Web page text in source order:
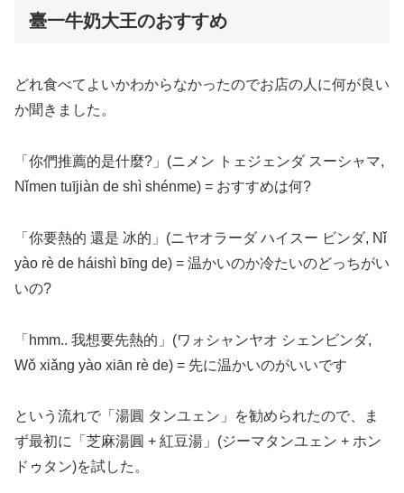
臺一牛奶大王のおすすめ
どれ食べてよいかわからなかったのでお店の人に何が良い
か聞きました。
「你們推薦的是什麼?」(ニメン トェジェンダ スーシャマ,
Nǐmen tuījiàn de shì shénme) = おすすめは何?
「你要熱的 還是 冰的」(ニヤオラーダ ハイスー ビンダ, Nǐ
yào rè de háishì bīng de) = 温かいのか冷たいのどっちがい
いの?
「hmm.. 我想要先熱的」(ワォシャンヤオ シェンビンダ,
Wǒ xiǎng yào xiān rè de) = 先に温かいのがいいです
という流れで「湯圓 タンユェン」を勧められたので、ま
ず最初に「芝麻湯圓 + 紅豆湯」(ジーマタンユェン + ホン
ドゥタン)を試した。